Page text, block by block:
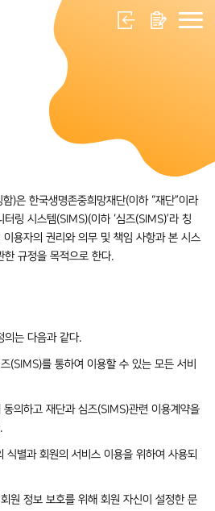
)은 한국생명존중희망재단(이하 “재단”이라
링 시스템(SIMS)(이하 ‘심즈(SIMS)’라 칭
용자의 권리와 의무 및 책임 사항과 본 시스
한 규정을 목적으로 한다.
의는 다음과 같다.
(SIMS)를 통하여 이용할 수 있는 모든 서비
의하고 재단과 심즈(SIMS)관련 이용계약을
식별과 회원의 서비스 이용을 위하여 사용되
원 정보 보호를 위해 회원 자신이 설정한 문